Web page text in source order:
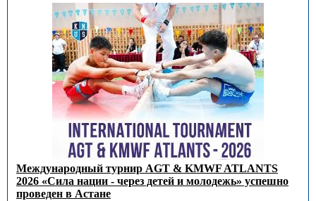
Международный турнир AGT & KMWF ATLANTS
2026 «Сила нации - через детей и молодежь» успешно
проведен в Астане